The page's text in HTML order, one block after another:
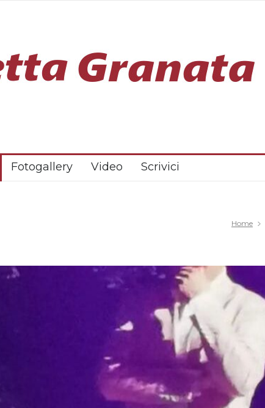
Fotogallery Video Scrivici
Home